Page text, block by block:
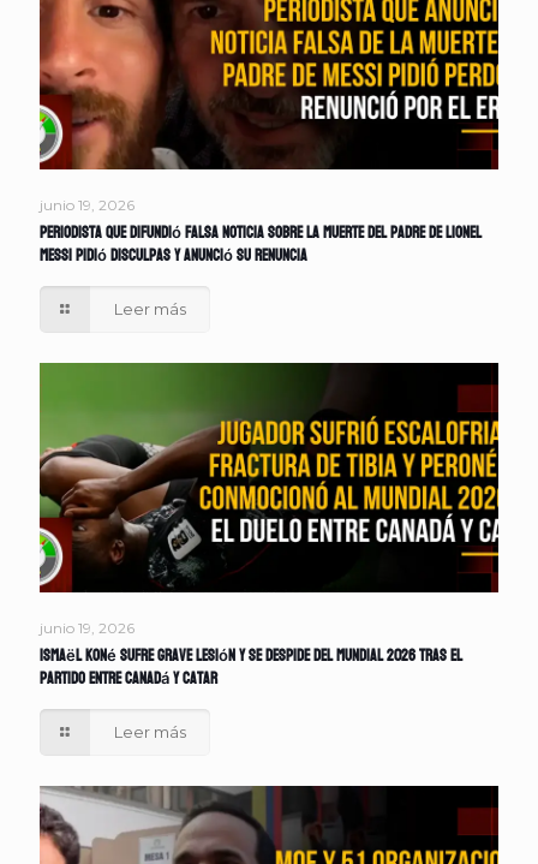
junio 19, 2026
Periodista que difundió falsa noticia sobre la muerte del padre de Lionel
Messi pidió disculpas y anunció su renuncia
Leer más
junio 19, 2026
Ismaël Koné sufre grave lesión y se despide del Mundial 2026 tras el
partido entre Canadá y Catar
Leer más